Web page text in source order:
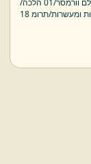
01 הלכה/
ומעשרות/